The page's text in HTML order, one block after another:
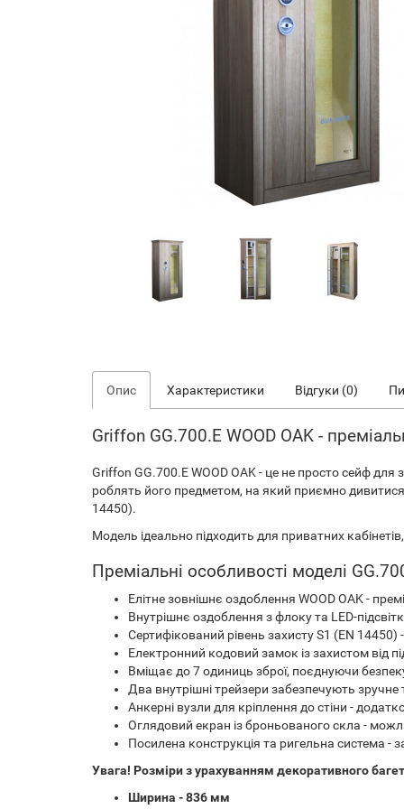
Опис Характеристики Відгуки (0)
Griffon GG.700.E WOOD OAK -
Griffon GG.700.E WOOD OAK - це не просто сейф для
роблять його предметом, на який приємно
14450).
Модель ідеально підходить для приватних
Преміальні особливості моделі
Елітне зовнішнє оздоблення WOOD OAK -
Внутрішнє оздоблення зфлокута LED-
Сертифікований рівень захисту S1 (EN 14450)
Електронний кодовий замок із захистом від
Вміщає до 7 одиниць зброї, поєднуючи
Два внутрішні трейзери забезпечують
Анкерні вузли для кріплення до стіни -
Оглядовий екран із броньованого скла -
Посилена конструкція та ригельна система -
Увага! Розміри з урахуванням декоративного
Ширина - 836 мм